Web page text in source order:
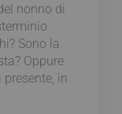
nonno di
Sono la
Oppure
in